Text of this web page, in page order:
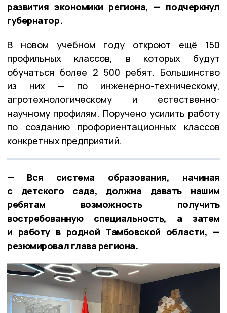
развития экономики региона, — подчеркнул
губернатор.
В новом учебном году откроют ещё 150
профильных классов, в которых будут
обучаться более 2 500 ребят. Большинство
из них — по инженерно-техническому,
агротехнологическому и естественно-
научному профилям. Поручено усилить работу
по созданию профориентационных классов
конкретных предприятий.
— Вся система образования, начиная
с детского сада, должна давать нашим
ребятам возможность получить
востребованную специальность, а затем
и работу в родной Тамбовской области, —
резюмировал глава региона.